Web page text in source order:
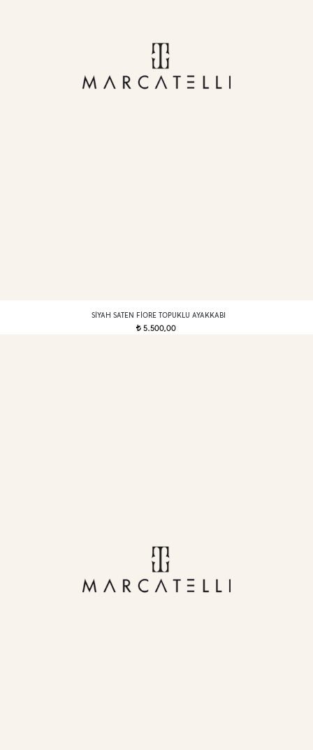
SIYAH SATEN FIORE TOPUKLU AYAKKABI
t5.500,00